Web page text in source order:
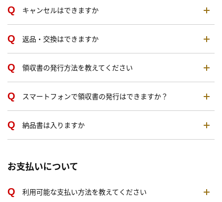
キャンセルはできますか
返品・交換はできますか
領収書の発行方法を教えてください
スマートフォンで領収書の発行はできますか？
納品書は入りますか
お支払いについて
利用可能な支払い方法を教えてください